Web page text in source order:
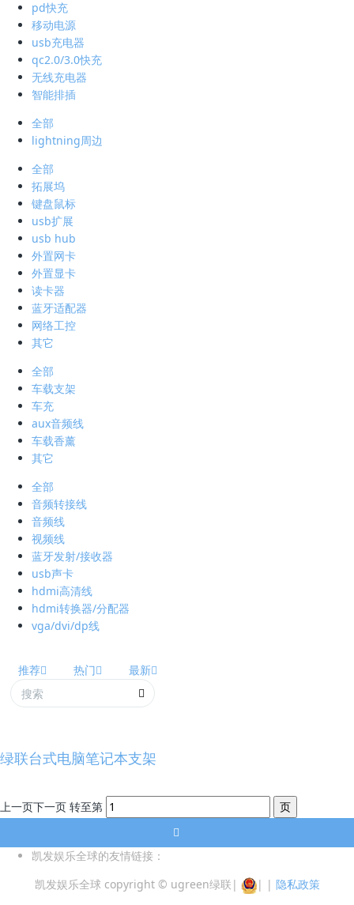
pd快充
移动电源
usb充电器
qc2.0/3.0快充
无线充电器
智能排插
全部
lightning周边
全部
拓展坞
键盘鼠标
usb扩展
usb hub
外置网卡
外置显卡
读卡器
蓝牙适配器
网络工控
其它
全部
车载支架
车充
aux音频线
车载香薰
其它
全部
音频转接线
音频线
视频线
蓝牙发射/接收器
usb声卡
hdmi高清线
hdmi转换器/分配器
vga/dvi/dp线
推荐 热门 最新
绿联台式电脑笔记本支架
上一页下一页 转至第
凯发娱乐全球的友情链接：
凯发娱乐全球 copyright © ugreen绿联 | | | 隐私政策